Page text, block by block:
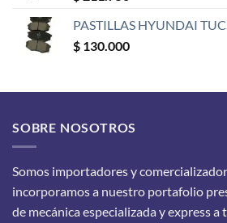
PASTILLAS HYUNDAI
$ 130.000
SOBRE NOSOTROS
Somos importadores y
incorporamos a nuestro portafolio
de mecánica especializada y express